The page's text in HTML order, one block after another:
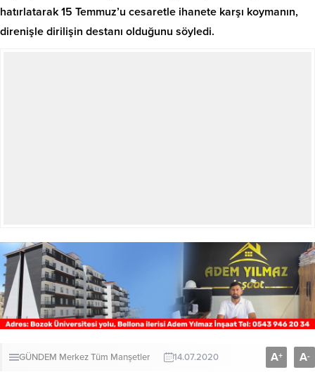
hatırlatarak 15 Temmuz’u cesaretle ihanete karşı koymanın,
direnişle dirilişin destanı olduğunu söyledi.
GÜNDEM MerkezTüm Manşetler 14.07.2020 A+ A-